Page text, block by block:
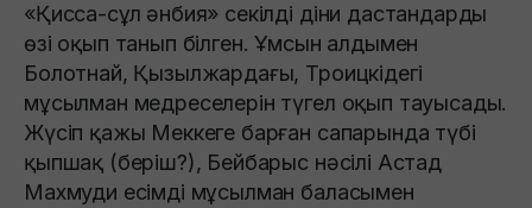
«Қисса-сұл әнбия» секілді діни дастандарды
өзі оқып танып білген. Ұмсын алдымен
Болотнай, Қызылжардағы, Троицкiдегi
мұсылман медреселерiн түгел оқып тауысады.
Жүсіп қажы Меккеге барған сапарында түбi
қыпшақ (беріш?), Бейбарыс нәсiлi Астад
Махмуди есімді мұсылман баласымен